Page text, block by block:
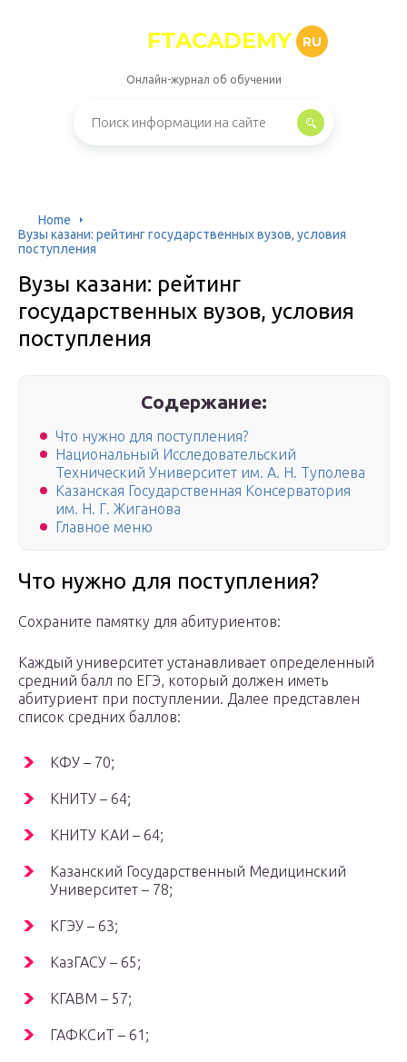
FTACADEMY RU
Онлайн-журнал об обучении
Home
Вузы казани: рейтинг государственных вузов, условия
поступления
Вузы казани: рейтинг
государственных вузов, условия
поступления
Содержание:
Что нужно для поступления?
Национальный Исследовательский
Технический Университет им. А. Н. Туполева
Казанская Государственная Консерватория
им. Н. Г. Жиганова
Главное меню
Что нужно для поступления?
Сохраните памятку для абитуриентов:
Каждый университет устанавливает определенный
средний балл по ЕГЭ, который должен иметь
абитуриент при поступлении. Далее представлен
список средних баллов:
КФУ – 70;
КНИТУ – 64;
КНИТУ КАИ – 64;
Казанский Государственный Медицинский
Университет – 78;
КГЭУ – 63;
КазГАСУ – 65;
КГАВМ – 57;
ГАФКСиТ – 61;